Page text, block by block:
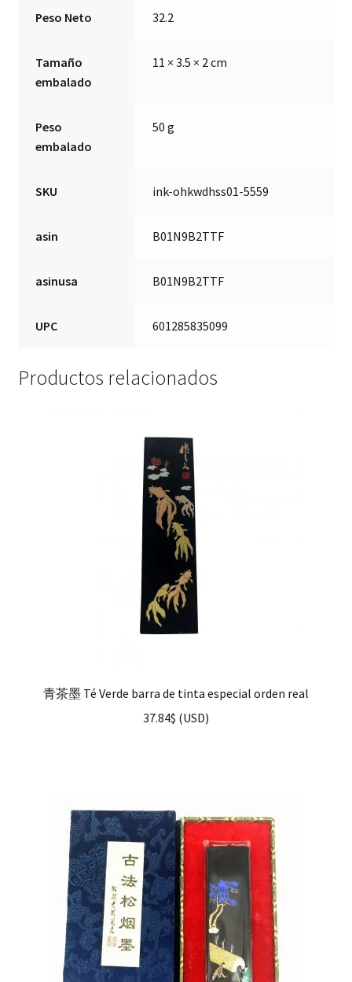
Peso Neto 32.2
Tamaño
embalado
11 × 3.5 × 2 cm
Peso
embalado
50 g
SKU ink-ohkwdhss01-5559
asin B01N9B2TTF
asinusa B01N9B2TTF
UPC 601285835099
Productos relacionados
青茶墨 Té Verde barra de tinta especial orden real
37.84$ (USD)